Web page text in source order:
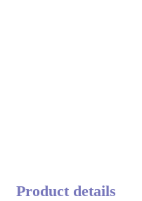
Product details